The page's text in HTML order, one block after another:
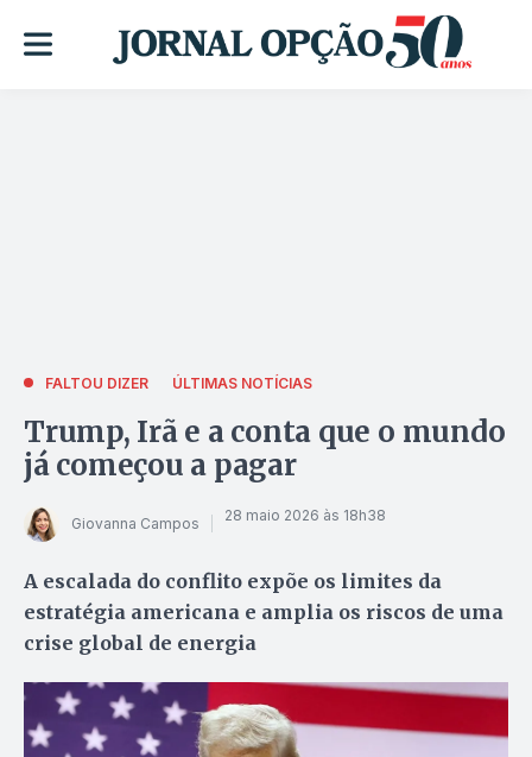
FALTOU DIZER ÚLTIMAS NOTÍCIAS
Trump, Irã e a conta que o mundo
já começou a pagar
Giovanna Campos 28 maio 2026 às 18h38
A escalada do conflito expõe os limites da
estratégia americana e amplia os riscos de uma
crise global de energia